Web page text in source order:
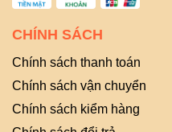
CHÍNH SÁCH
Chính sách thanh toán
Chính sách vận chuyển
Chính sách kiểm hàng